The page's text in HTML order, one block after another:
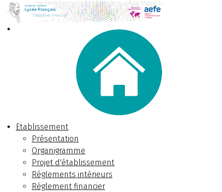
Etablissement
Présentation
Organigramme
Projet d'établissement
Réglements intérieurs
Réglement financier